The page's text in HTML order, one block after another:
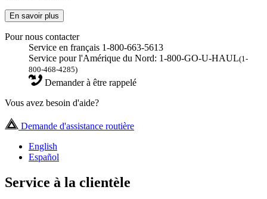
En savoir plus
Pour nous contacter
Service en français 1-800-663-5613
Service pour l'Amérique du Nord: 1-800-GO-U-HAUL(1-
800-468-4285)
Demander à être rappelé
Vous avez besoin d'aide?
Demande d'assistance routière
English
Español
Service à la clientèle